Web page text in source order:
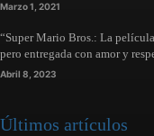
Marzo 1, 2021
“Super Mario Bros.: La
pero entregada con amor y
Abril 8, 2023
Últimos artículos